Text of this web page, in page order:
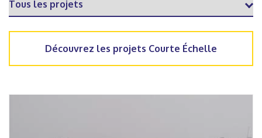
Découvrez les projets Courte Échelle